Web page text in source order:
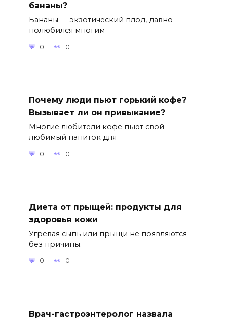
бананы?
Бананы — экзотический плод, давно
полюбился многим
0 0
Почему люди пьют горький кофе?
Вызывает ли он привыкание?
Многие любители кофе пьют свой
любимый напиток для
0 0
Диета от прыщей: продукты для
здоровья кожи
Угревая сыпь или прыщи не появляются
без причины.
0 0
Врач-гастроэнтеролог назвала